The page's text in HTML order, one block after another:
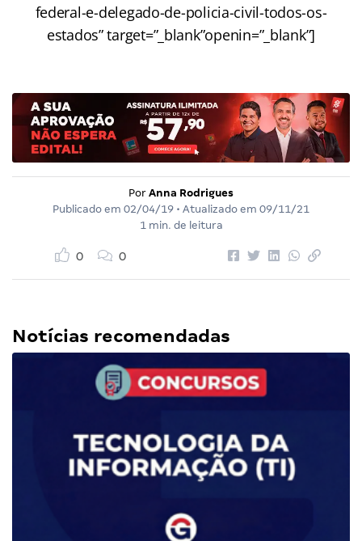
federal-e-delegado-de-policia-civil-todos-os-
estados” target=”_blank”openin=”_blank”]
Por Anna Rodrigues
Publicado em 02/04/19 • Atualizado em 09/11/21
1 min. de leitura
0 0
Notícias recomendadas